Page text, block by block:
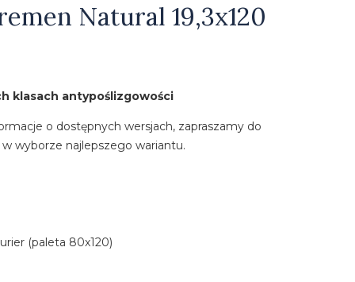
Natural 19,3x120
klasach antypoślizgowości
o dostępnych wersjach, zapraszamy do
wyborze najlepszego wariantu.
(paleta 80x120)